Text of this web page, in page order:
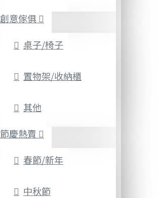
創意傢俱
桌子/椅子
置物架/收納櫃
其他
節慶熱賣
春節/新年
中秋節